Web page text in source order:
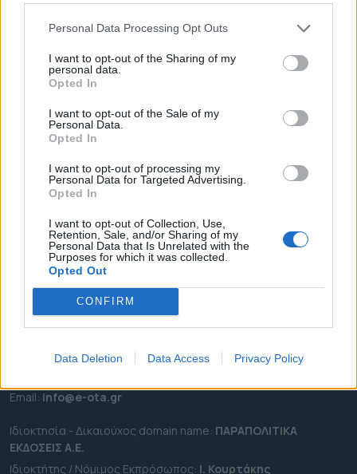
Personal Data Processing Opt Outs
I want to opt-out of the Sharing of my
personal data.
Opted In
I want to opt-out of the Sale of my
Personal Data.
Opted In
I want to opt-out of processing my
Personal Data for Targeted Advertising.
Opted In
I want to opt-out of Collection, Use,
Retention, Sale, and/or Sharing of my
Personal Data that Is Unrelated with the
Purposes for which it was collected.
Opted Out
CONFIRM
Data Deletion Data Access Privacy Policy
ΡΟΗ ΕΙΔΗΣΕΩΝ
ΕΠΙΚΑΙΡΟΤΗΤΑ
ΠΕΡΙΦΕΡΕΙΕΣ
OTA LEAKS
ΣΥΝΕΝΤΕΥΞΕΙΣ
ΑΠΟΨΕΙΣ
ΠΡΟΣΛΗΨΕΙΣ
e-ota.gr | Ταυτότητα
Καλλιθέα Αττικής
Εmail: info@e-ota.gr
Ιδιοκτησία - Δικαιούχος domain name: ΠΑΡΑΠΟΛΙΤΙΚΑ
ΕΚΔΟΣΕΙΣ A.E.
Ιδιοκτήτης / Νόμιμος Εκπρόσωπος: Ι. Κουρτάκης